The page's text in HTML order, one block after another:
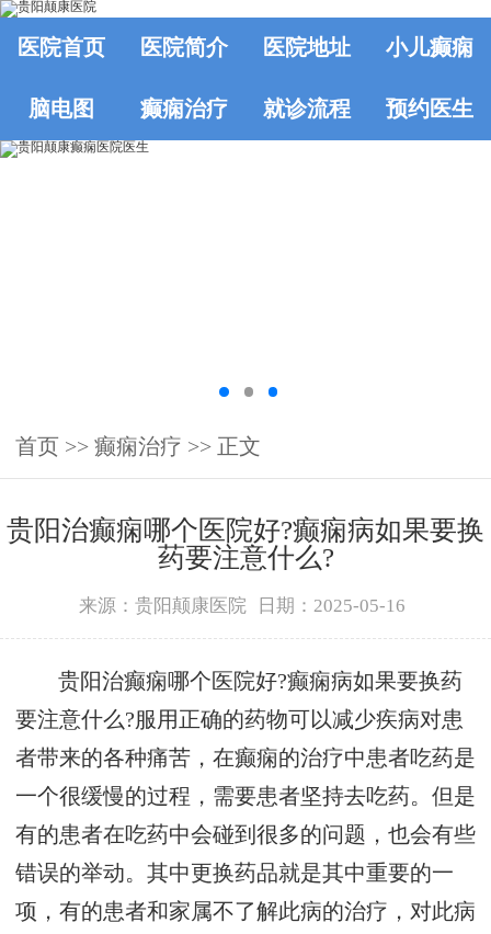
医院首页 医院简介 医院地址 小儿癫痫
脑电图 癫痫治疗 就诊流程 预约医生
首页 >> 癫痫治疗 >> 正文
贵阳治癫痫哪个医院好?癫痫病如果要换
药要注意什么?
来源：贵阳颠康医院 日期：2025-05-16
贵阳治癫痫哪个医院好?癫痫病如果要换药
要注意什么?服用正确的药物可以减少疾病对患
者带来的各种痛苦，在癫痫的治疗中患者吃药是
一个很缓慢的过程，需要患者坚持去吃药。但是
有的患者在吃药中会碰到很多的问题，也会有些
错误的举动。其中更换药品就是其中重要的一
项，有的患者和家属不了解此病的治疗，对此病